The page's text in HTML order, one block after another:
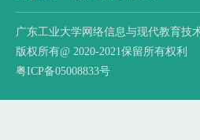
广东工业大学网络信息与现代教育技
版权所有@ 2020-2021保留所有权利
粤ICP备05008833号